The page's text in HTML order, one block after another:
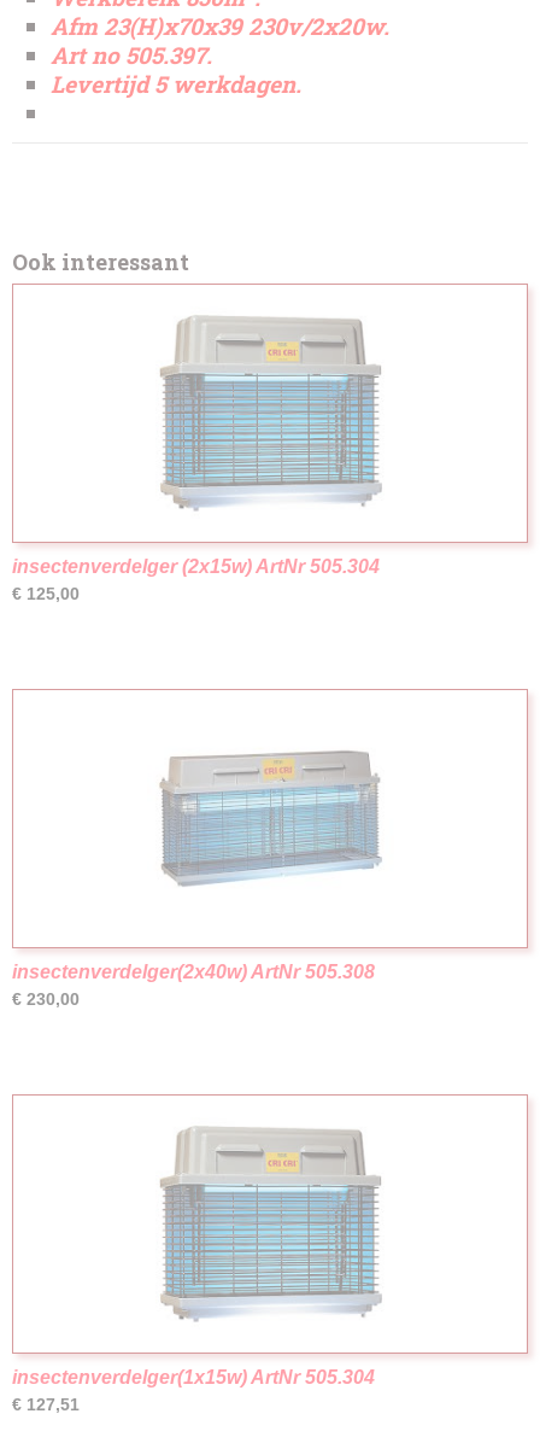
Afm 23(H)x70x39 230v/2x20w.
Art no 505.397.
Levertijd 5 werkdagen.
Ook interessant
insectenverdelger (2x15w) ArtNr 505.304
€ 125,00
insectenverdelger(2x40w) ArtNr 505.308
€ 230,00
insectenverdelger(1x15w) ArtNr 505.304
€ 127,51